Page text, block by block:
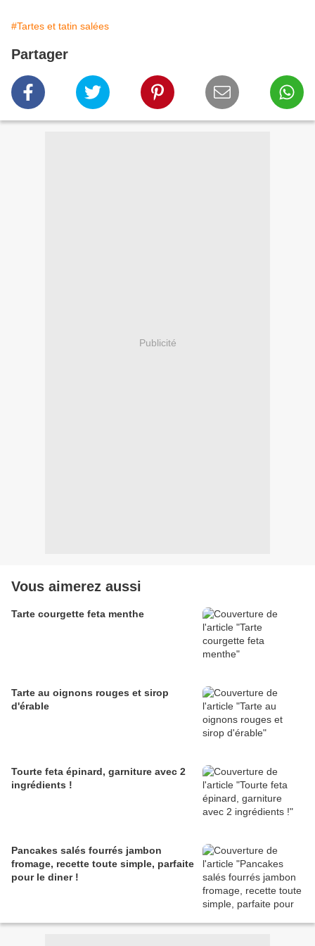
#Tartes et tatin salées
Partager
Publicité
Vous aimerez aussi
Tarte courgette feta menthe
Tarte au oignons rouges et sirop
d'érable
Tourte feta épinard, garniture avec 2
ingrédients !
Pancakes salés fourrés jambon
fromage, recette toute simple, parfaite
pour le diner !